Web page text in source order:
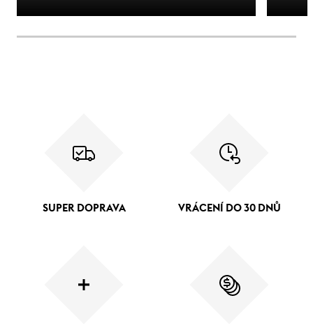
SUPER DOPRAVA VRÁCENÍ DO 30 DNŮ